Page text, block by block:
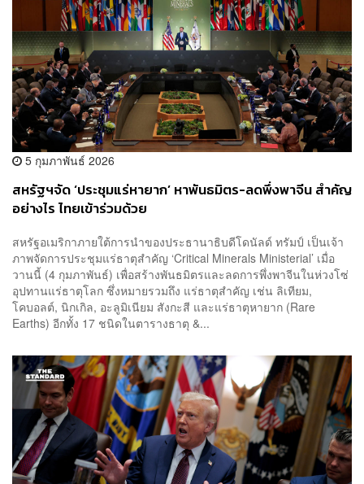
5 กุมภาพันธ์ 2026
สหรัฐฯจัด ‘ประชุมแร่หายาก’ หาพันธมิตร-ลดพึ่งพาจีน สำคัญ
อย่างไร ไทยเข้าร่วมด้วย
สหรัฐอเมริกาภายใต้การนำของประธานาธิบดีโดนัลด์ ทรัมป์ เป็นเจ้า
ภาพจัดการประชุมแร่ธาตุสำคัญ ‘Critical Minerals Ministerial’ เมื่อ
วานนี้ (4 กุมภาพันธ์) เพื่อสร้างพันธมิตรและลดการพึ่งพาจีนในห่วงโซ่
อุปทานแร่ธาตุโลก ซึ่งหมายรวมถึง แร่ธาตุสำคัญ เช่น ลิเทียม,
โคบอลต์, นิกเกิล, อะลูมิเนียม สังกะสี และแร่ธาตุหายาก (Rare
Earths) อีกทั้ง 17 ชนิดในตารางธาตุ &...